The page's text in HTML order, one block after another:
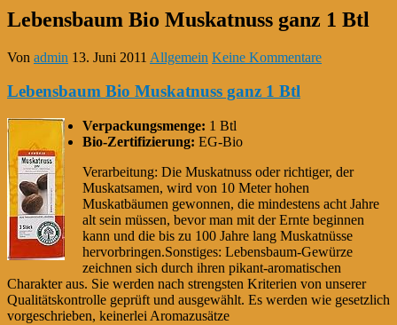
Lebensbaum Bio Muskatnuss ganz 1 Btl
Von admin 13. Juni 2011 Allgemein Keine Kommentare
Lebensbaum Bio Muskatnuss ganz 1 Btl
Verpackungsmenge: 1 Btl
Bio-Zertifizierung: EG-Bio
Verarbeitung: Die Muskatnuss oder richtiger, der
Muskatsamen, wird von 10 Meter hohen
Muskatbäumen gewonnen, die mindestens acht Jahre
alt sein müssen, bevor man mit der Ernte beginnen
kann und die bis zu 100 Jahre lang Muskatnüsse
hervorbringen.Sonstiges: Lebensbaum-Gewürze
zeichnen sich durch ihren pikant-aromatischen
Charakter aus. Sie werden nach strengsten Kriterien von unserer
Qualitätskontrolle geprüft und ausgewählt. Es werden wie gesetzlich
vorgeschrieben, keinerlei Aromazusätze